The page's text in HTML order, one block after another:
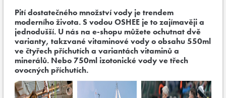
Pití dostatečného množství vody je trendem
moderního života. S vodou OSHEE je to zajímavěji a
jednodušší. U nás na e-shopu můžete ochutnat dvě
varianty, takzvané vitaminové vody o obsahu 550ml
ve čtyřech příchutích a variantách vitaminů a
minerálů. Nebo 750ml izotonické vody ve třech
ovocných příchutích.